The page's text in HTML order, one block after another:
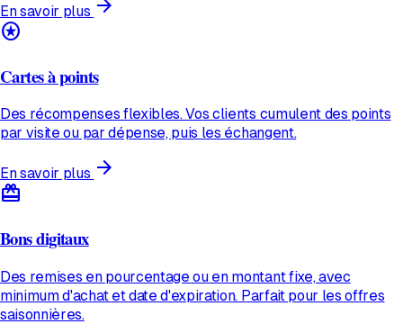
En savoir plus arrow_forward
stars
Cartes à points
Des récompenses flexibles. Vos clients cumulent des points
par visite ou par dépense, puis les échangent.
En savoir plus arrow_forward
redeem
Bons digitaux
Des remises en pourcentage ou en montant fixe, avec
minimum d'achat et date d'expiration. Parfait pour les offres
saisonnières.